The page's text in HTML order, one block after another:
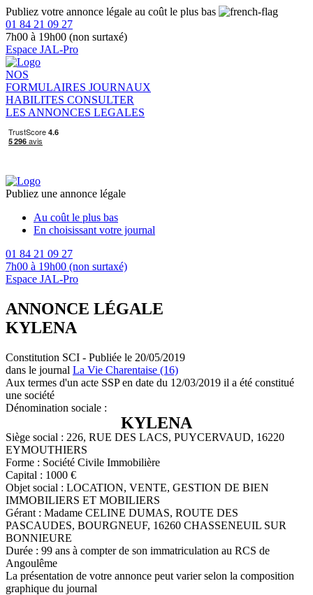
Publiez votre annonce légale au coût le plus bas
01 84 21 09 27
7h00 à 19h00 (non surtaxé)
Espace JAL-Pro
NOS
FORMULAIRES JOURNAUX
HABILITES CONSULTER
LES ANNONCES LEGALES
Publiez une annonce légale
Au coût le plus bas
En choisissant votre journal
01 84 21 09 27
7h00 à 19h00 (non surtaxé)
Espace JAL-Pro
ANNONCE LÉGALE
KYLENA
Constitution SCI - Publiée le 20/05/2019
dans le journal La Vie Charentaise (16)
Aux termes d'un acte SSP en date du 12/03/2019 il a été constitué
une société
Dénomination sociale :
KYLENA
Siège social : 226, RUE DES LACS, PUYCERVAUD, 16220
EYMOUTHIERS
Forme : Société Civile Immobilière
Capital : 1000 €
Objet social : LOCATION, VENTE, GESTION DE BIEN
IMMOBILIERS ET MOBILIERS
Gérant : Madame CELINE DUMAS, ROUTE DES
PASCAUDES, BOURGNEUF, 16260 CHASSENEUIL SUR
BONNIEURE
Durée : 99 ans à compter de son immatriculation au RCS de
Angoulême
La présentation de votre annonce peut varier selon la composition
graphique du journal